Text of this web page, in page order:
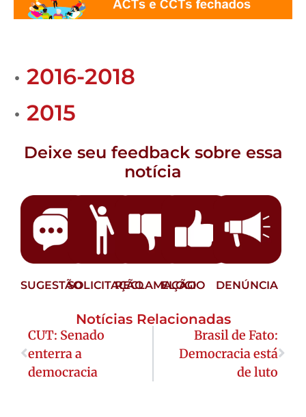
• 2016-2018
• 2015
Deixe seu feedback sobre essa
notícia
SUGESTÃOSOLICITAÇÃORECLAMAÇÃO
ELOGIO DENÚNCIA
Notícias Relacionadas
CUT: Senado
enterra a
democracia
Brasil de Fato:
Democracia está
de luto